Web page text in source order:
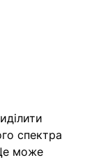
спектра
може